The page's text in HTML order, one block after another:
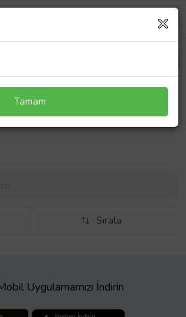
Kalorifer Rezistansı 2007--2016
Sırala
Uygulamamızı İndirin
Tamam